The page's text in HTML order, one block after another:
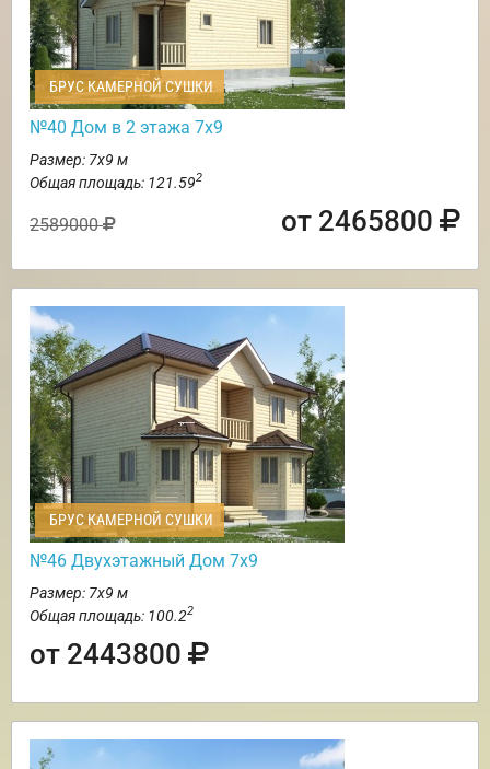
БРУС КАМЕРНОЙ СУШКИ
№40 Дом в 2 этажа 7х9
Размер: 7х9 м
Общая площадь: 121.592
2589000 от 2465800
БРУС КАМЕРНОЙ СУШКИ
№46 Двухэтажный Дом 7х9
Размер: 7х9 м
Общая площадь: 100.22
от 2443800